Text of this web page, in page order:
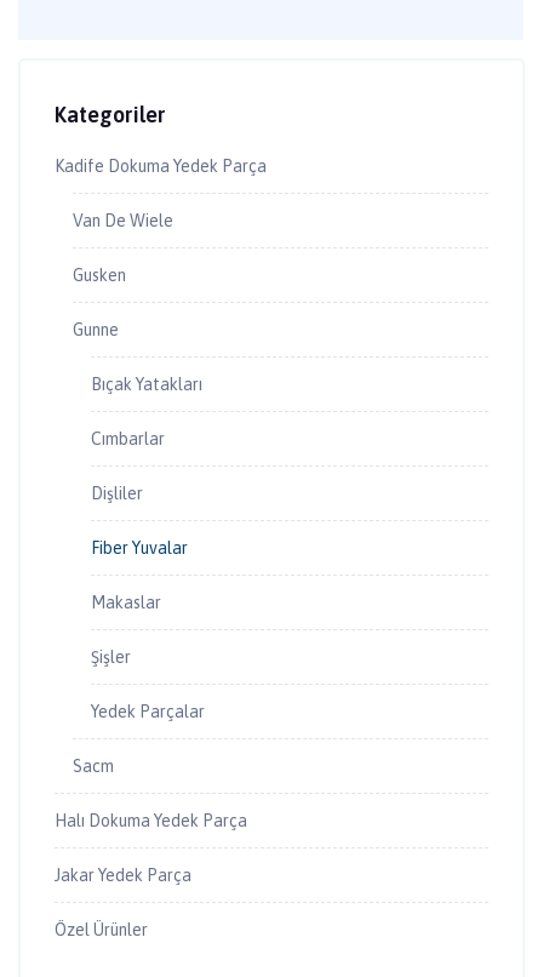
Kategoriler
Kadife Dokuma Yedek Parça
Van De Wiele
Gusken
Gunne
Bıçak Yatakları
Cımbarlar
Dişliler
Fiber Yuvalar
Makaslar
Şişler
Yedek Parçalar
Sacm
Halı Dokuma Yedek Parça
Jakar Yedek Parça
Özel Ürünler